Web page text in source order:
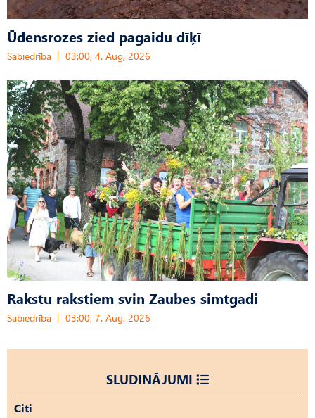
Ūdensrozes zied pagaidu dīķī
Sabiedrība 03:00, 4. Aug, 2026
Rakstu rakstiem svin Zaubes simtgadi
Sabiedrība 03:00, 7. Aug, 2026
SLUDINĀJUMI
Citi